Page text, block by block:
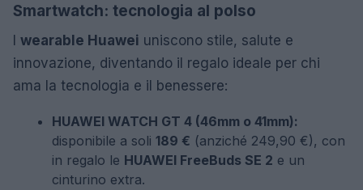
Smartwatch: tecnologia al polso
wearable Huawei uniscono stile, salute e
innovazione, diventando il regalo ideale per chi
ama la tecnologia e il benessere:
HUAWEI WATCH GT 4 (46mm o 41mm):
disponibile a soli 189 € (anziché 249,90 €), con
in regalo le HUAWEI FreeBuds SE 2 e un
cinturino extra.